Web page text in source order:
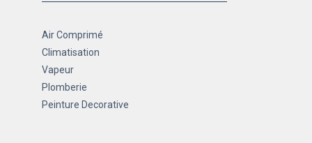
Air Comprimé
Climatisation
Vapeur
Plomberie
Peinture Decorative